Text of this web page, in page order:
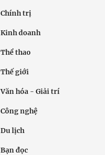
Chính trị
Kinh doanh
Thể thao
Thế giới
Văn hóa - Giải trí
Công nghệ
Du lịch
Bạn đọc